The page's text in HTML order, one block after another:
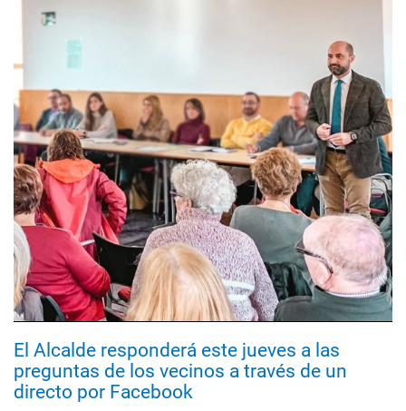
El Alcalde responderá este jueves a las
preguntas de los vecinos a través de un
directo por Facebook